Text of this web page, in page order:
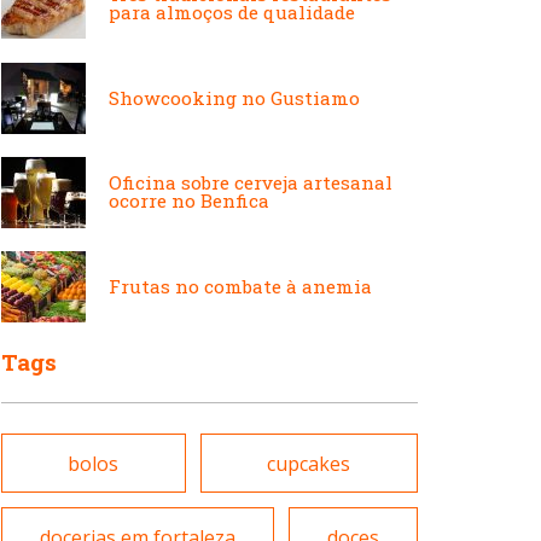
Francesa
Lanchonetes
Japonesa e Oriental
Lanchonetes
Padarias e Confeitarias
Peixes e Frutos do Mar
para almoços de qualidade
Showcooking no Gustiamo
Oficina sobre cerveja artesanal
ocorre no Benfica
Frutas no combate à anemia
Tags
bolos cupcakes